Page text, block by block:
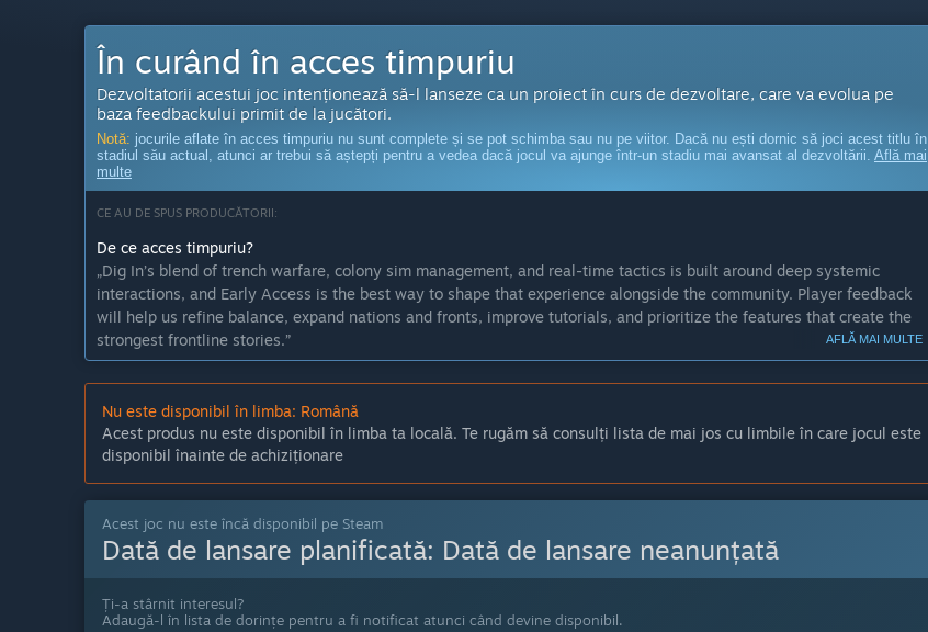
În curând în acces timpuriu
Dezvoltatorii acestui joc intenționează să-l lanseze ca un proiect în curs de dezvoltare, care va evolua pe
baza feedbackului primit de la jucători.
Notă: jocurile aflate în acces timpuriu nu sunt complete și se pot schimba sau nu pe viitor. Dacă nu ești dornic să joci acest titlu în
stadiul său actual, atunci ar trebui să aștepți pentru a vedea dacă jocul va ajunge într-un stadiu mai avansat al dezvoltării. Află mai
multe
CE AU DE SPUS PRODUCĂTORII:
De ce acces timpuriu?
„Dig In’s blend of trench warfare, colony sim management, and real-time tactics is built around deep systemic
interactions, and Early Access is the best way to shape that experience alongside the community. Player feedback
will help us refine balance, expand nations and fronts, improve tutorials, and prioritize the features that create the
strongest frontline stories.”
systems, and shape the experience alongside community feedback.”
Cum se va diferenția versiunea completă de cea disponibilă în acces timpuriu?
Players can expect dugouts and tunneling, additional playable factions with faction-specific research trees, gas
warfare, medical triage, casualty evacuation, raids, patrols, and air reconnaissance. Soldiers will grow more life-like
over time, forming relationships with their comrades and reacting dynamically to the expanding realities of trench
Care este starea actuală a versiunii aflate în acces timpuriu?
„The current Early Access version of Dig In is a closed beta build focused on the core trench warfare experience.
AFLĂ MAI MULTE
Nu este disponibil în limba: Română
Acest produs nu este disponibil în limba ta locală. Te rugăm să consulți lista de mai jos cu limbile în care jocul este
disponibil înainte de achiziționare
Acest joc nu este încă disponibil pe Steam
Dată de lansare planificată: Dată de lansare neanunțată
Ți-a stârnit interesul?
Adaugă-l în lista de dorințe pentru a fi notificat atunci când devine disponibil.